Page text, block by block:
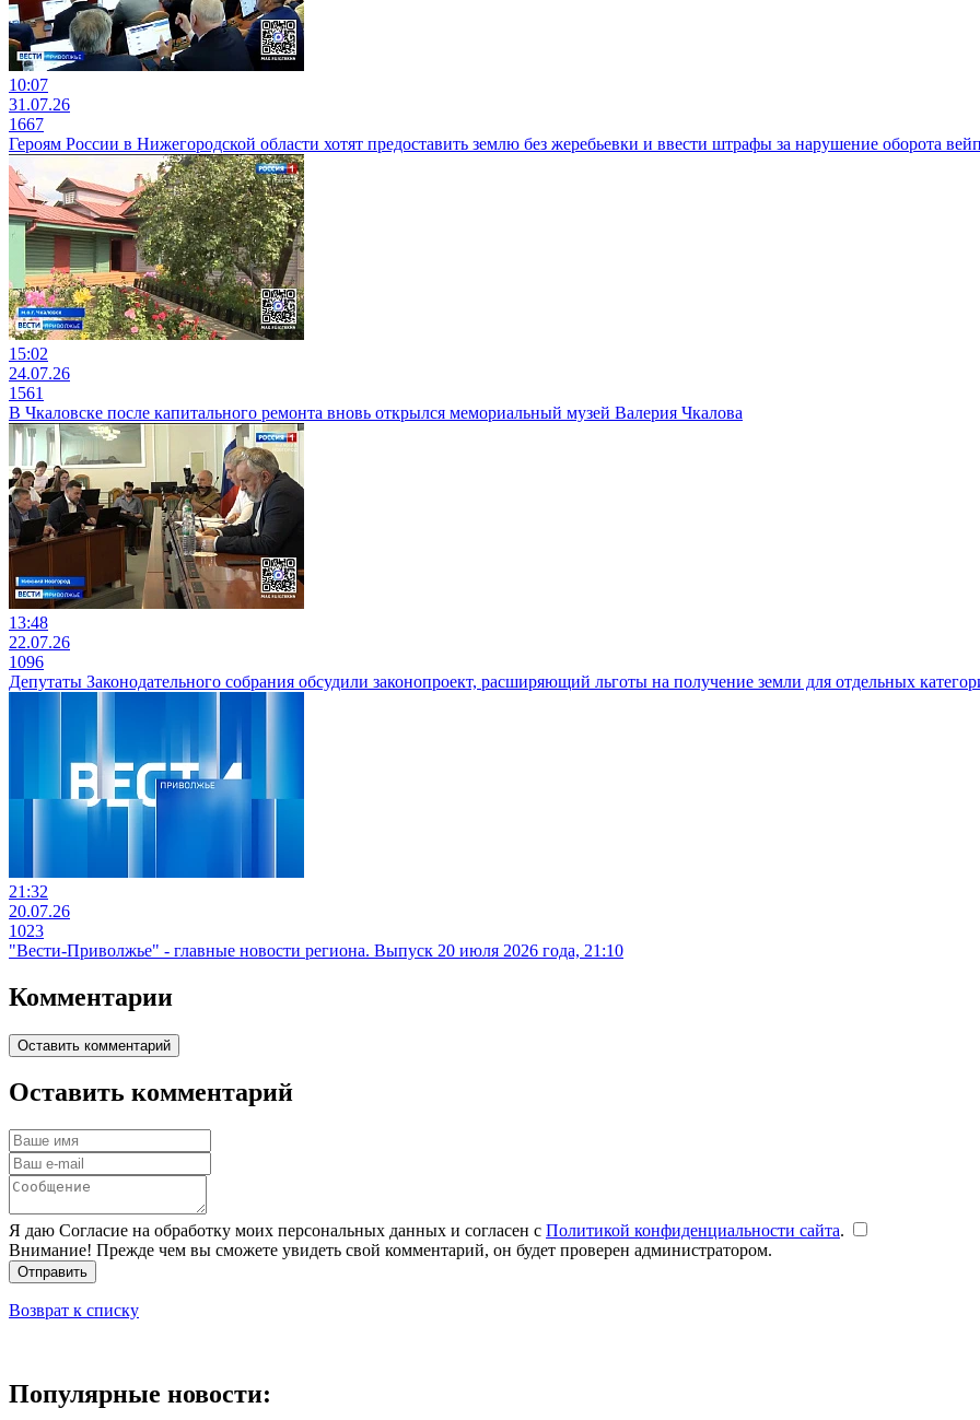
10:07
31.07.26
1667
Героям России в Нижегородской области хотят предоставить землю без жеребьевки и ввести штрафы за нарушение оборота
15:02
24.07.26
1561
В Чкаловске после капитального ремонта вновь открылся мемориальный музей Валерия Чкалова
13:48
22.07.26
1096
Депутаты Законодательного собрания обсудили законопроект, расширяющий льготы на получение земли для отдельных
21:32
20.07.26
1023
"Вести-Приволжье" - главные новости региона. Выпуск 20 июля 2026 года, 21:10
Комментарии
Оставить комментарий
Оставить комментарий
Я даю Согласие на обработку моих персональных данных и согласен с Политикой конфиденциальности сайта.
Внимание! Прежде чем вы сможете увидеть свой комментарий, он будет проверен администратором.
Отправить
Возврат к списку
Популярные новости: